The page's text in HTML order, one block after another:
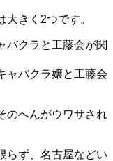
きく2つです。
バクラと工藤会が関
ャバクラ嬢と工藤会
のへんがウワサされ
らず、名古屋などい